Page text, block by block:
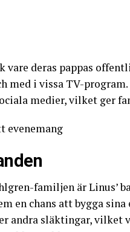
deras pappas
med i vissa TV-program.
medier, vilket ger
familjen är Linus’
en chans att bygga
andra släktingar, vilket